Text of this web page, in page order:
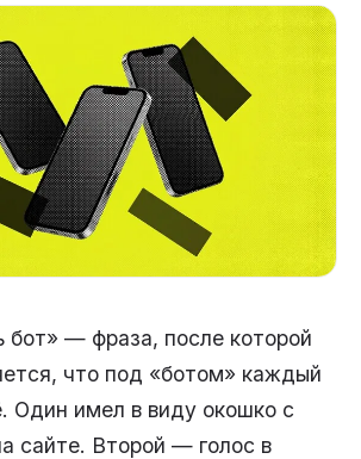
бот» — фраза, после которой
что под «ботом» каждый
Один имел в виду окошко с
сайте. Второй — голос в